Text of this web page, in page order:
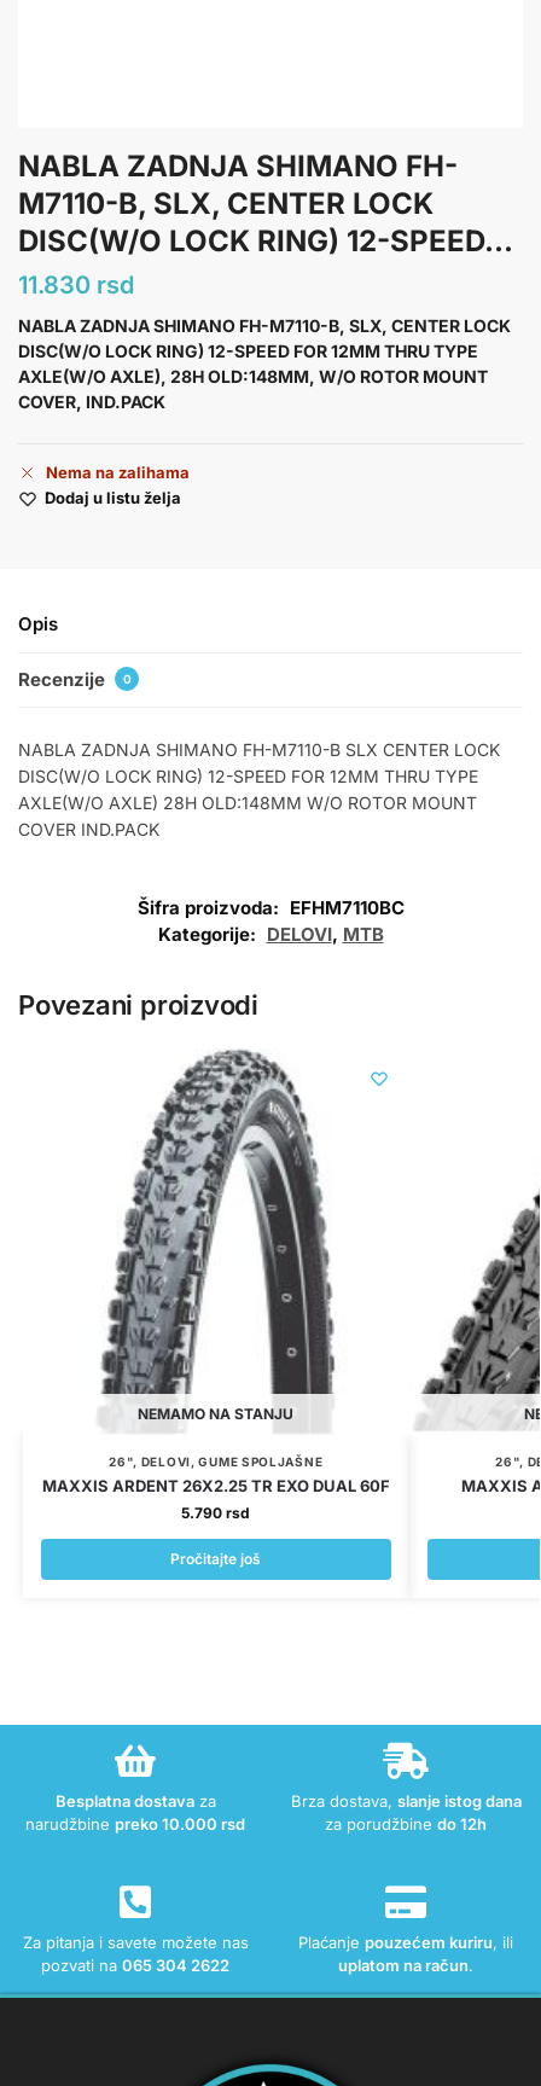
NABLA ZADNJA SHIMANO FH-
M7110-B, SLX, CENTER LOCK
DISC(W/O LOCK RING) 12-SPEED...
11.830 rsd
NABLA ZADNJA SHIMANO FH-M7110-B, SLX, CENTER LOCK
DISC(W/O LOCK RING) 12-SPEED FOR 12MM THRU TYPE
AXLE(W/O AXLE), 28H OLD:148MM, W/O ROTOR MOUNT
COVER, IND.PACK
Nema na zalihama
Dodaj u listu želja
Opis
Recenzije 0
NABLA ZADNJA SHIMANO FH-M7110-B SLX CENTER LOCK
DISC(W/O LOCK RING) 12-SPEED FOR 12MM THRU TYPE
AXLE(W/O AXLE) 28H OLD:148MM W/O ROTOR MOUNT
COVER IND.PACK
Šifra proizvoda: EFHM7110BC
Kategorije: DELOVI, MTB
Povezani proizvodi
NEMAMO NA STANJU
26", DELOVI ,GUME SPOLJAŠNE
MAXXIS ARDENT 26X2.25 TR EXO DUAL 60F
5.790rsd
Pročitajte još
26",
MAXXIS
Besplatna dostavaza
narudžbine preko 10.000 rsd
Brza dostava, slanje istog dana
za porudžbine do 12h
Za pitanja i savete možete nas
pozvati na 065 304 2622
Plaćanje pouzećem kuriru, ili
uplatom na račun.